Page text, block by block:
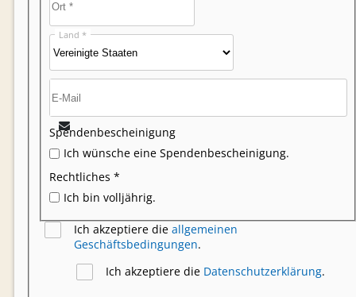
Land *
Spendenbescheinigung
Ich wünsche eine Spendenbescheinigung.
Rechtliches *
Ich bin volljährig.
Ich akzeptiere die allgemeinen
Geschäftsbedingungen.
Ich akzeptiere die Datenschutzerklärung.